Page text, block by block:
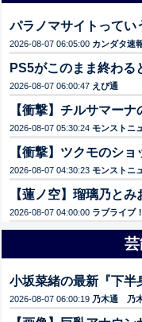
パラノマサイトってい
2026-08-07 06:05:00 カンダタ速
PS5がこのまま終わ
2026-08-07 06:00:47 えび通
【衝撃】チルサマー
2026-08-07 05:30:24モンストニ
【衝撃】ツクモのシ
2026-08-07 04:30:23モンストニ
【蓮ノ空】瑠璃乃と
2026-08-07 04:00:00 ラブライブ
小坂菜緒の最新『下半
2026-08-07 06:00:19 乃木通 乃